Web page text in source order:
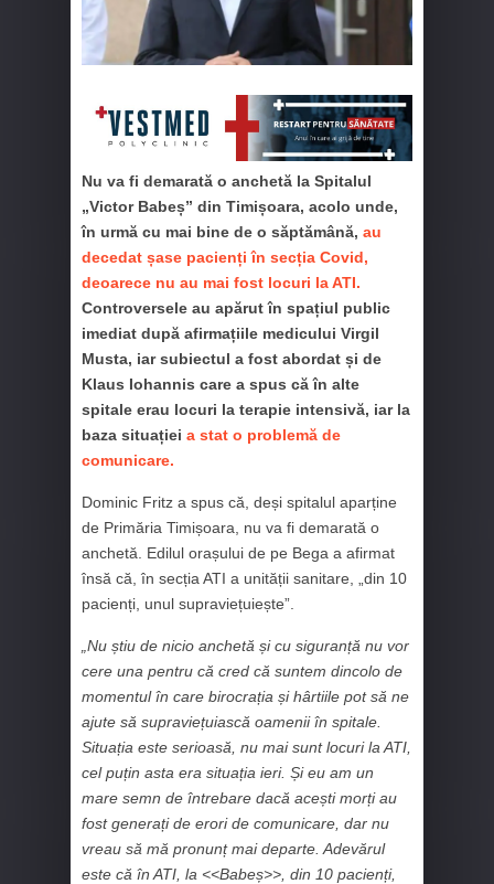
Nu va fi demarată o anchetă la Spitalul
„Victor Babeș” din Timișoara, acolo unde,
în urmă cu mai bine de o săptămână, au
decedat șase pacienți în secția Covid,
deoarece nu au mai fost locuri la ATI.
Controversele au apărut în spațiul public
imediat după afirmațiile medicului Virgil
Musta, iar subiectul a fost abordat și de
Klaus Iohannis care a spus că în alte
spitale erau locuri la terapie intensivă, iar la
baza situației a stat o problemă de
comunicare.
Dominic Fritz a spus că, deși spitalul aparține
de Primăria Timișoara, nu va fi demarată o
anchetă. Edilul orașului de pe Bega a afirmat
însă că, în secția ATI a unității sanitare, „din 10
pacienți, unul supraviețuiește”.
„Nu știu de nicio anchetă și cu siguranță nu vor
cere una pentru că cred că suntem dincolo de
momentul în care birocrația și hârtiile pot să ne
ajute să supraviețuiască oamenii în spitale.
Situația este serioasă, nu mai sunt locuri la ATI,
cel puțin asta era situația ieri. Și eu am un
mare semn de întrebare dacă acești morți au
fost generați de erori de comunicare, dar nu
vreau să mă pronunț mai departe. Adevărul
este că în ATI, la <<Babeș>>, din 10 pacienți,